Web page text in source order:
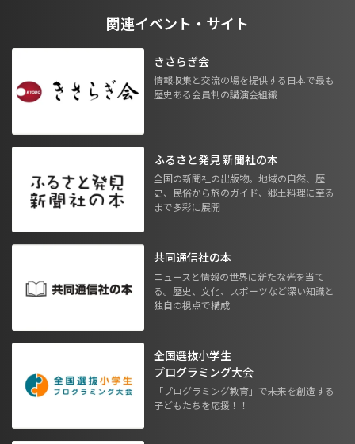
関連イベント・サイト
きさらぎ会
情報収集と交流の場を提供する日本で最も
歴史ある会員制の講演会組織
ふるさと発見 新聞社の本
全国の新聞社の出版物。地域の自然、歴
史、民俗から旅のガイド、郷土料理に至る
まで多彩に展開
共同通信社の本
ニュースと情報の世界に新たな光を当て
る。歴史、文化、スポーツなど深い知識と
独自の視点で構成
全国選抜小学生
プログラミング大会
「プログラミング教育」で未来を創造する
子どもたちを応援！！